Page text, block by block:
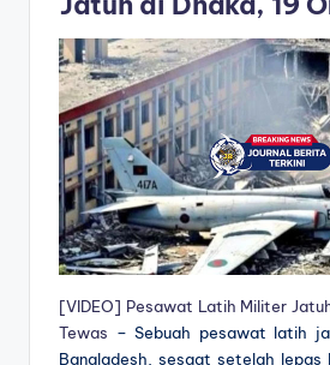
[VIDEO] Pesawat Latih Militer
Tewas – Sebuah pesawat latih
Bangladesh, sesaat setelah lepas